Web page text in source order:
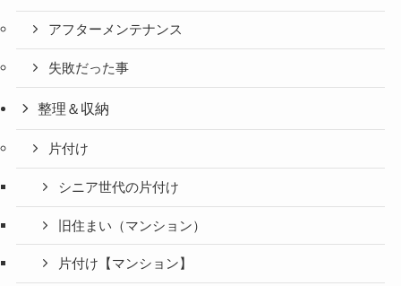
アフターメンテナンス
失敗だった事
整理＆収納
片付け
シニア世代の片付け
旧住まい（マンション）
片付け【マンション】